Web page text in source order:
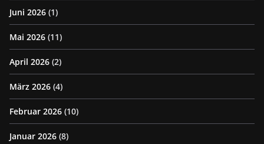
Juni 2026 (1)
Mai 2026 (11)
April 2026 (2)
März 2026 (4)
Februar 2026 (10)
Januar 2026 (8)